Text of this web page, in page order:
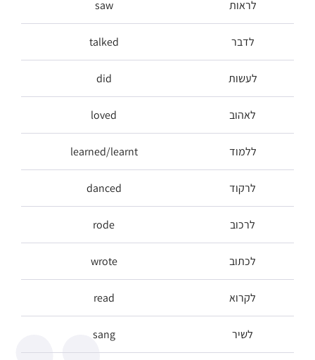
לראות saw
לדבר talked
לעשות did
לאהוב loved
ללמוד learned/learnt
לרקוד danced
לרכוב rode
לכתוב wrote
לקרוא read
לשיר sang